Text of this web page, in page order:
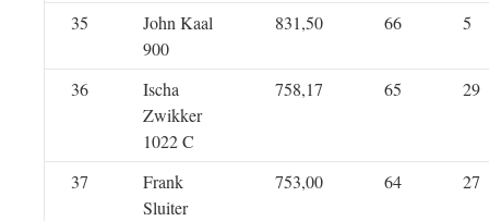
35
John Kaal
900
831,50 66 5
36
Ischa
Zwikker
1022 C
758,17 65 29
37
Frank
Sluiter
753,00 64 27